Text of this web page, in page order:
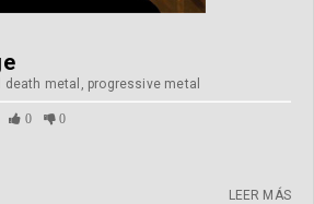
metal, progressive metal
0 0
LEER MÁS